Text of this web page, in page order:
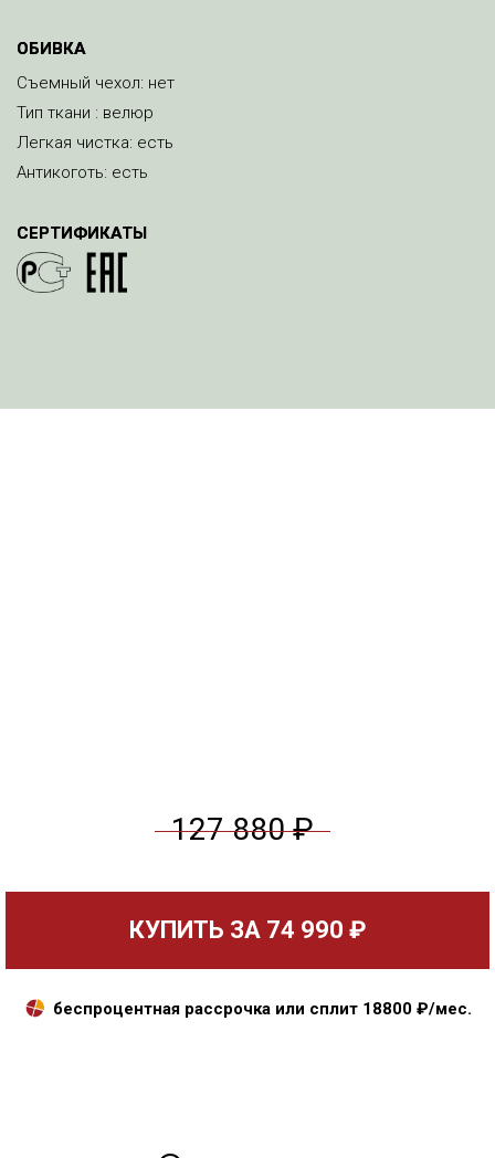
ОБИВКА
Съемный чехол: нет
Тип ткани : велюр
Легкая чистка: есть
Антикоготь: есть
СЕРТИФИКАТЫ
127 880 ₽
КУПИТЬ ЗА 74 990 ₽
беспроцентная рассрочка или сплит 18800₽/мес.